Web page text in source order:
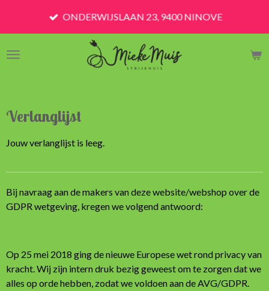
de
ONDERWIJSLAAN 23, 9400 NINOVE
Verlanglijst
Jouw verlanglijst is leeg.
Bij navraag aan de makers van deze website/webshop over de
GDPR wetgeving, kregen we volgend antwoord:
Op 25 mei 2018 ging de nieuwe Europese wet rond privacy van
kracht. Wij zijn intern druk bezig geweest om te zorgen dat we
alles op orde hebben, zodat we voldoen aan de AVG/GDPR.